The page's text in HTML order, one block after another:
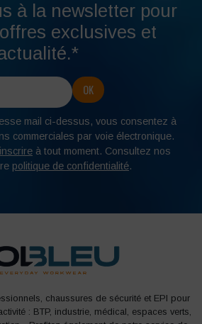
à la newsletter pour
exclusives et
mail ci-dessus, vous consentez à
commerciales par voie électronique.
à tout moment. Consultez nos
politique de confidentialité.
chaussures de sécurité et EPI pour
: BTP, industrie, médical, espaces verts,